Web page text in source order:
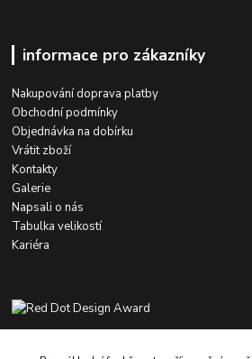
informace pro zákazníky
Nakupování doprava platby
Obchodní podmínky
Objednávka na dobírku
Vrátit zboží
Kontakty
Galerie
Napsali o nás
Tabulka velikostí
Kariéra